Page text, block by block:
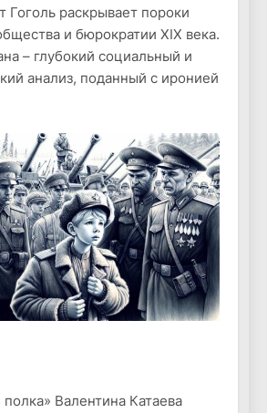
Гоголь раскрывает пороки
и бюрократии XIX века.
– глубокий социальный и
анализ, поданный с иронией
Валентина Катаева